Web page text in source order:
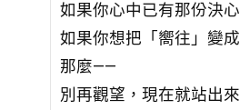
如果你心中已有那份決心
如果你想把「嚮往」變
那麼——
別再觀望，現在就站出來